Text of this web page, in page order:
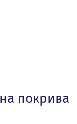
покрива